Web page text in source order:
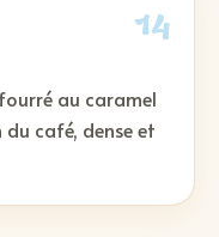
14
au caramel
café, dense et